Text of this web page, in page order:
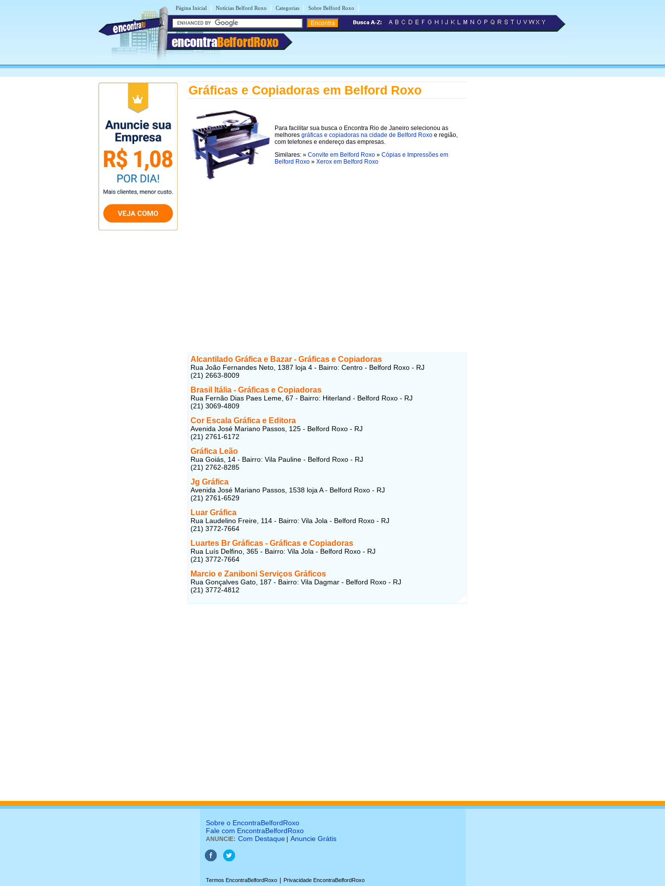
Página Inicial | Notícias Belford Roxo | Categorias | Sobre Belford Roxo |
encontraBelfordRoxo
Gráficas e Copiadoras em Belford Roxo
Para facilitar sua busca o Encontra Rio de Janeiro selecionou as
melhores gráficas e copiadoras na cidade de Belford Roxo e região,
com telefones e endereço das empresas.
Similares: » Convite em Belford Roxo » Cópias e Impressões em
Belford Roxo » Xerox em Belford Roxo
Alcantilado Gráfica e Bazar - Gráficas e Copiadoras
Rua João Fernandes Neto, 1387 loja 4 - Bairro: Centro - Belford Roxo - RJ
(21) 2663-8009
Brasil Itália - Gráficas e Copiadoras
Rua Fernão Dias Paes Leme, 67 - Bairro: Hiterland - Belford Roxo - RJ
(21) 3069-4809
Cor Escala Gráfica e Editora
Avenida José Mariano Passos, 125 - Belford Roxo - RJ
(21) 2761-6172
Gráfica Leão
Rua Goiás, 14 - Bairro: Vila Pauline - Belford Roxo - RJ
(21) 2762-8285
Jg Gráfica
Avenida José Mariano Passos, 1538 loja A - Belford Roxo - RJ
(21) 2761-6529
Luar Gráfica
Rua Laudelino Freire, 114 - Bairro: Vila Jola - Belford Roxo - RJ
(21) 3772-7664
Luartes Br Gráficas - Gráficas e Copiadoras
Rua Luís Delfino, 365 - Bairro: Vila Jola - Belford Roxo - RJ
(21) 3772-7664
Marcio e Zaniboni Serviços Gráficos
Rua Gonçalves Gato, 187 - Bairro: Vila Dagmar - Belford Roxo - RJ
(21) 3772-4812
Sobre o EncontraBelfordRoxo
Fale com EncontraBelfordRoxo
ANUNCIE: Com Destaque Anuncie Grátis
Termos EncontraBelfordRoxo Privacidade EncontraBelfordRoxo